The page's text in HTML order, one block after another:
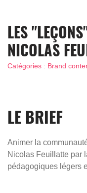
LES
NICOLAS
Catégories : Brand
LE BRIEF
Animer la
Nicolas Feuillatte par
pédagogiques légers